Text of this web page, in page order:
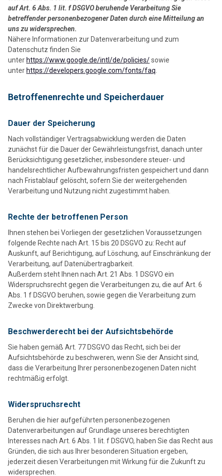
auf Art. 6 Abs. 1 lit. f DSGVO beruhende Verarbeitung Sie
betreffender personenbezogener Daten durch eine Mitteilung an
uns zu widersprechen.
Nähere Informationen zur Datenverarbeitung und zum
Datenschutz finden Sie
unter https://www.google.de/intl/de/policies/sowie
unter https://developers.google.com/fonts/faq
Betroffenenrechte und Speicherdauer
Dauer der Speicherung
Nach vollständiger Vertragsabwicklung werden die Daten
zunächst für die Dauer der Gewährleistungsfrist, danach unter
Berücksichtigung gesetzlicher, insbesondere steuer- und
handelsrechtlicher Aufbewahrungsfristen gespeichert und dann
nach Fristablauf gelöscht, sofern Sie der weitergehenden
Verarbeitung und Nutzung nicht zugestimmt haben.
Rechte der betroffenen Person
Ihnen stehen bei Vorliegen der gesetzlichen Voraussetzungen
folgende Rechte nach Art. 15 bis 20 DSGVO zu: Recht auf
Auskunft, auf Berichtigung, auf Löschung, auf Einschränkung der
Verarbeitung, auf Datenübertragbarkeit.
Außerdem steht Ihnen nach Art. 21 Abs. 1 DSGVO ein
Widerspruchsrecht gegen die Verarbeitungen zu, die auf Art. 6
Abs. 1 f DSGVO beruhen, sowie gegen die Verarbeitung zum
Zwecke von Direktwerbung.
Beschwerderecht bei der Aufsichtsbehörde
Sie haben gemäß Art. 77 DSGVO das Recht, sich bei der
Aufsichtsbehörde zu beschweren, wenn Sie der Ansicht sind,
dass die Verarbeitung Ihrer personenbezogenen Daten nicht
rechtmäßig erfolgt.
Widerspruchsrecht
Beruhen die hier aufgeführten personenbezogenen
Datenverarbeitungen auf Grundlage unseres berechtigten
Interesses nach Art. 6 Abs. 1 lit. f DSGVO, haben Sie das Recht aus
Gründen, die sich aus Ihrer besonderen Situation ergeben,
jederzeit diesen Verarbeitungen mit Wirkung für die Zukunft zu
widersprechen.